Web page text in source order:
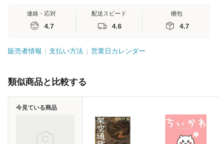
連絡・応対
4.7
配送スピード
4.6
梱包
4.7
販売者情報 支払い方法 営業日カレンダー
類似商品と比較する
今見ている商品